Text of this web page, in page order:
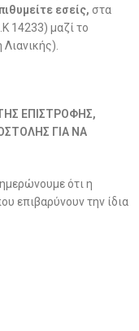
εσείς, στα
14233) μαζί το
ΕΠΙΣΤΡΟΦΗΣ,
ΓΙΑ ΝΑ
ότι η
επιβαρύνουν την ίδια